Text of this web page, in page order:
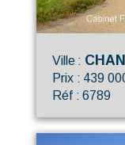
Ville :
Prix : 439
Réf : 6789